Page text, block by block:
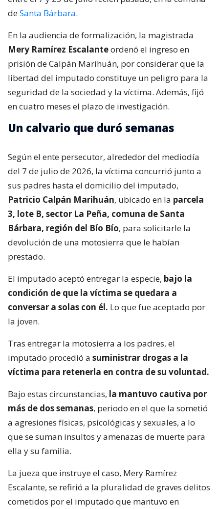
deSanta Bárbara.
En la audiencia de formalización, la magistrada
Mery Ramírez Escalanteordenó el ingreso en
prisión de Calpán Marihuán, por considerar que la
libertad del imputado constituye un peligro para la
seguridad de la sociedad y la víctima. Además, fijó
en cuatro meses el plazo de investigación.
Un calvario que duró semanas
Según el ente persecutor, alrededor del mediodía
del 7 de julio de 2026, la víctima concurrió junto a
sus padres hasta el domicilio del imputado,
Patricio Calpán Marihuán, ubicado en la parcela
3, lote B, sector La Peña, comuna de Santa
Bárbara, región del Bío Bío, para solicitarle la
devolución de una motosierra que le habían
prestado.
El imputado aceptó entregar la especie, bajo la
condición de que la víctima se quedara a
conversar a solas con él. Lo que fue aceptado por
la joven.
Tras entregar la motosierra a los padres, el
imputado procedió a suministrar drogas a la
víctima para retenerla en contra de su voluntad.
Bajo estas circunstancias, la mantuvo cautiva por
más de dos semanas, periodo en el que la sometió
a agresiones físicas, psicológicas y sexuales, a lo
que se suman insultos y amenazas de muerte para
ella y su familia.
La jueza que instruye el caso, Mery Ramírez
Escalante, se refirió a la pluralidad de graves delitos
cometidos por el imputado que mantuvo en